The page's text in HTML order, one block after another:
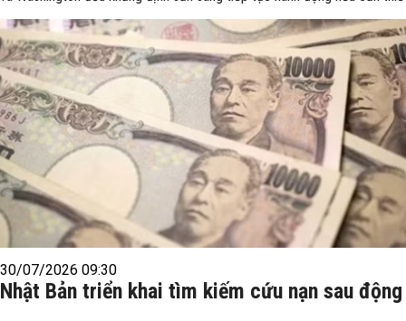
30/07/2026 09:30
Nhật Bản triển khai tìm kiếm cứu nạn sau